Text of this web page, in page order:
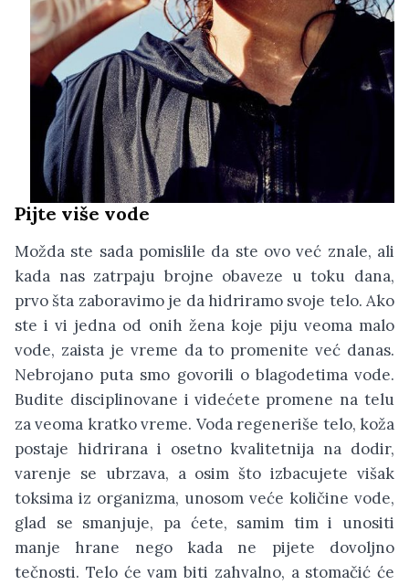
Pijte više vode
Možda ste sada pomislile da ste ovo već znale, ali
kada nas zatrpaju brojne obaveze u toku dana,
prvo šta zaboravimo je da hidriramo svoje telo. Ako
ste i vi jedna od onih žena koje piju veoma malo
vode, zaista je vreme da to promenite već danas.
Nebrojano puta smo govorili o blagodetima vode.
Budite disciplinovane i videćete promene na telu
za veoma kratko vreme. Voda regeneriše telo, koža
postaje hidrirana i osetno kvalitetnija na dodir,
varenje se ubrzava, a osim što izbacujete višak
toksima iz organizma, unosom veće količine vode,
glad se smanjuje, pa ćete, samim tim i unositi
manje hrane nego kada ne pijete dovoljno
tečnosti. Telo će vam biti zahvalno, a stomačić će